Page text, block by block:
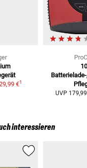
€1
UVP
interessieren